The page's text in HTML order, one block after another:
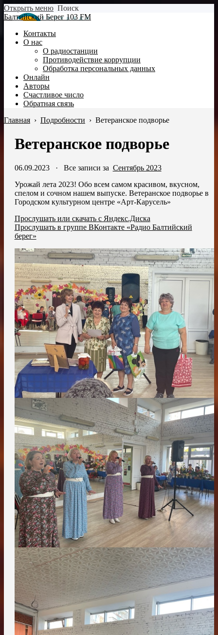
Открыть меню Поиск
Балтийский Берег 103 FM
Контакты
О нас
О радиостанции
Противодействие коррупции
Обработка персональных данных
Онлайн
Авторы
Счастливое число
Обратная связь
Главная › Подробности › Ветеранское подворье
Ветеранское подворье
06.09.2023· Все записи за Сентябрь 2023
Урожай лета 2023! Обо всем самом красивом, вкусном,
спелом и сочном нашем выпуске. Ветеранское подворье в
Городском культурном центре «Арт-Карусель»
Прослушать или скачать с Яндекс.Диска
Прослушать в группе ВКонтакте «Радио Балтийский
берег»